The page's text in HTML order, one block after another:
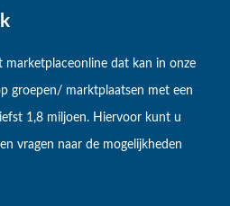
marketplaceonline dat kan in onze
groepen/ marktplaatsen met een
1,8 miljoen. Hiervoor kunt u
vragen naar de mogelijkheden